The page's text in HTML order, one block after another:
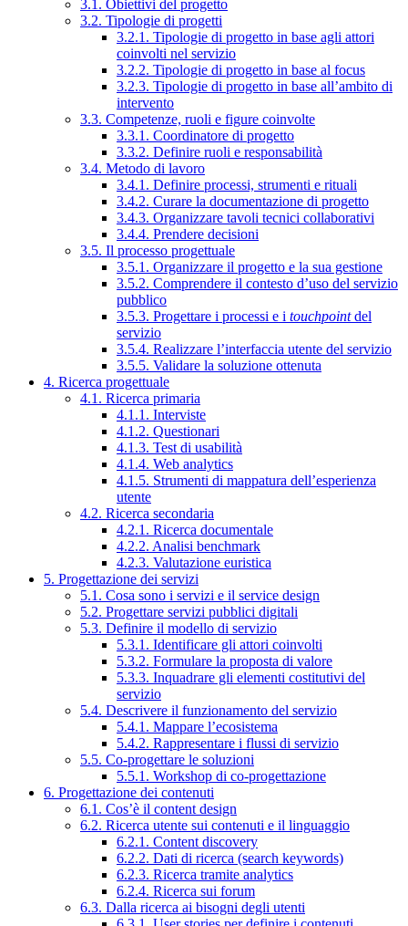
3.1. Obiettivi del progetto
3.2. Tipologie di progetti
3.2.1. Tipologie di progetto in base agli attori
coinvolti nel servizio
3.2.2. Tipologie di progetto in base al focus
3.2.3. Tipologie di progetto in base all’ambito di
intervento
3.3. Competenze, ruoli e figure coinvolte
3.3.1. Coordinatore di progetto
3.3.2. Definire ruoli e responsabilità
3.4. Metodo di lavoro
3.4.1. Definire processi, strumenti e rituali
3.4.2. Curare la documentazione di progetto
3.4.3. Organizzare tavoli tecnici collaborativi
3.4.4. Prendere decisioni
3.5. Il processo progettuale
3.5.1. Organizzare il progetto e la sua gestione
3.5.2. Comprendere il contesto d’uso del servizio
pubblico
3.5.3. Progettare i processi e i touchpointdel
servizio
3.5.4. Realizzare l’interfaccia utente del servizio
3.5.5. Validare la soluzione ottenuta
4. Ricerca progettuale
4.1. Ricerca primaria
4.1.1. Interviste
4.1.2. Questionari
4.1.3. Test di usabilità
4.1.4. Web analytics
4.1.5. Strumenti di mappatura dell’esperienza
utente
4.2. Ricerca secondaria
4.2.1. Ricerca documentale
4.2.2. Analisi benchmark
4.2.3. Valutazione euristica
5. Progettazione dei servizi
5.1. Cosa sono i servizi e il service design
5.2. Progettare servizi pubblici digitali
5.3. Definire il modello di servizio
5.3.1. Identificare gli attori coinvolti
5.3.2. Formulare la proposta di valore
5.3.3. Inquadrare gli elementi costitutivi del
servizio
5.4. Descrivere il funzionamento del servizio
5.4.1. Mappare l’ecosistema
5.4.2. Rappresentare i flussi di servizio
5.5. Co-progettare le soluzioni
5.5.1. Workshop di co-progettazione
6. Progettazione dei contenuti
6.1. Cos’è il content design
6.2. Ricerca utente sui contenuti e il linguaggio
6.2.1. Content discovery
6.2.2. Dati di ricerca (search keywords)
6.2.3. Ricerca tramite analytics
6.2.4. Ricerca sui forum
6.3. Dalla ricerca ai bisogni degli utenti